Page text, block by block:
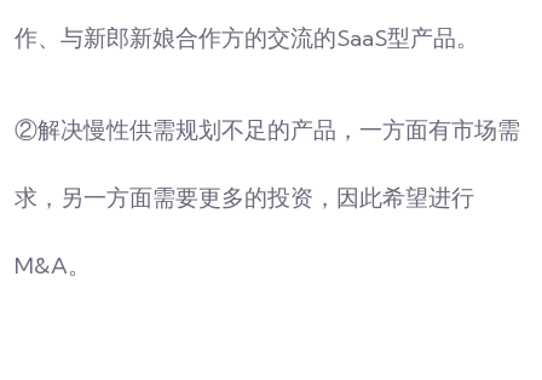
作、与新郎新娘合作方的交流的SaaS型产品。
②解决慢性供需规划不足的产品，一方面有市场需
求，另一方面需要更多的投资，因此希望进行
M&A。